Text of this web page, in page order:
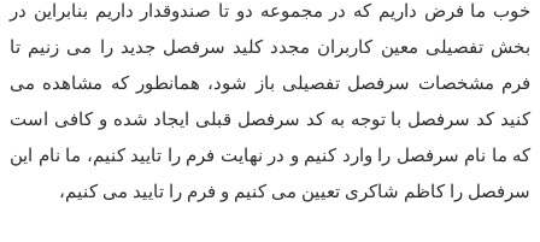
خوب ما فرض داریم که در مجموعه دو تا صندوقدار داریم بنابراین در
بخش تفصیلی معین کاربران مجدد کلید سرفصل جدید را می زنیم تا
فرم مشخصات سرفصل تفصیلی باز شود، همانطور که مشاهده می
کنید کد سرفصل با توجه به کد سرفصل قبلی ایجاد شده و کافی است
که ما نام سرفصل را وارد کنیم و در نهایت فرم را تایید کنیم، ما نام این
سرفصل را کاظم شاکری تعیین می کنیم و فرم را تایید می کنیم،